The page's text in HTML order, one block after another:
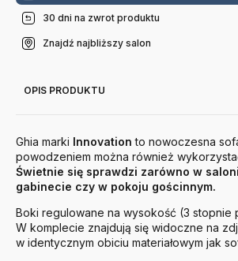
30 dni na zwrot produktu
Znajdź najbliższy salon
OPIS PRODUKTU
Ghia marki Innovation to nowoczesna
powodzeniem można również
Świetnie się sprawdzi zarówno w
gabinecie czy w pokoju gościnnym.
Boki regulowane na wysokość (3 stopnie
W komplecie znajdują się widoczne na
w identycznym obiciu materiałowym jak